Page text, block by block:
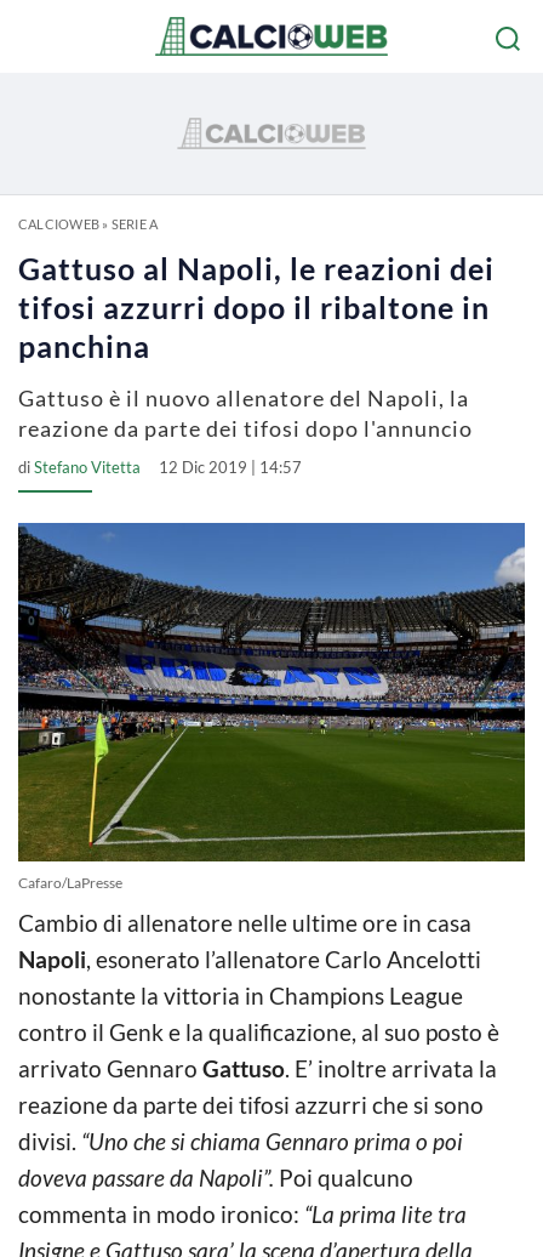
CALCIOWEB» SERIE A
Gattuso al Napoli, le reazioni dei
tifosi azzurri dopo il ribaltone in
panchina
Gattuso è il nuovo allenatore del Napoli, la
reazione da parte dei tifosi dopo l'annuncio
diStefano Vitetta 12 Dic 2019 | 14:57
Cafaro/LaPresse
Cambio di allenatore nelle ultime ore in casa
Napoli, esonerato l’allenatore Carlo Ancelotti
nonostante la vittoria in Champions League
contro il Genk e la qualificazione, al suo posto è
arrivato Gennaro Gattuso. E’ inoltre arrivata la
reazione da parte dei tifosi azzurri che si sono
divisi. “Uno che si chiama Gennaro prima o poi
doveva passare da Napoli”. Poi qualcuno
commenta in modo ironico: “La prima lite tra
Insigne e Gattuso sara’ la scena d’apertura della